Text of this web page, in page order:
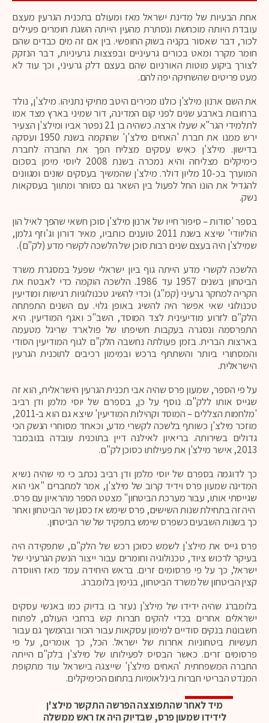
אחת הבעיות של מדינת ישראל מאז ומעולם בתכנית הגרעין מעצם
עובדת היותה מוכחשת ונסתרת מהעין הייתה השגת חומרים פעילים
לכור, דבר שאסור בקניה בשוק החופשי. בין אם זה מים כבדים שהם
חומר מקרר ומאט בכורים גרעיניים ובפצצות גרעיניות, דבר הנזקק
לצורך ביקוע מוטות האורניום שהם בעצם דלק גרעיני, וכך עוד לא
מעט פריטים שהשתיקה יפה להם.
את השם ארנון מילצ'ן כולנו מכירים היטב מתיקי נתניהו. מילצ'ן, נולד
ברחובות בארבע שנים לפני קום המדינה, דור שמיני בארץ מצד אמו
לתלמידי הגר"א שעלו ארצה. כשהיה בן 21 נפטר אביו ומילצ'ן הצעיר
ירש ממנו את חברת 'האחים מילצ'ן' שהוקמה בשנת 1950 ועסקה
בדישון. מילצ'ן כאיש עסקים מצליח הפך את החברה לחברת
כימיקלים מצליחה והיא נמכרה בשנת 2008 ליוסי מימן בסכום
המוערך בכ-10 מליון דולר. מילצ'ן שהמשיך בעסקים שונים ומגוונים
להגדיל את הונו החל לפעול בין השאר גם כסוחר ומתווך בעסקאות
נשק.
בספר 'סודות – סיפור חייו של ארנון מילצ'ן סוכן חשאי שהפך לאיל הון
הוליוודי' שיצא בשנת 2011 טוענים כותביו, מאיר דורון וג'וזף גלמן,
שמילצ'ן היה בעצם שנים רבות סוכן של הלשכה לקשרי מדע (לק"ם).
הלשכה לקשרי מדע הייתה גוף ביון ישראלי שפעל במסגרת משרד
הביטחון בשנים 1957 עד 1986. הלשכה הוקמה כדי לאבטח את
הקריה למחקר גרעיני (קמ"ג) וכדי להשיג טכנולוגיות רגישות ומודיעין
טכנולוגי שאי אפשר היה להשיג באופן גלוי. עם השנים התפתחה
הלק"ם לזרוע מודיעינית לצד המוסד, השב"כ ואגף המודיעין. היא
התפרסמה ונסגרה בעקבות חשיפתו של פולארד שריגל מטעמה
בארצות הברית. בזמן פעולתה נחשבה הלק"ם לגוף המודיעין הסודי
והמסתורי ביותר והשתתף ברכש ובמימון רכיבים לתוכנית הגרעין
הישראלית.
על פי הספר, שמעון פרס שהיה אבי תכנית הגרעין הישראלית, הוא זה
שגייס אותו ללק"ם. נוסף על כן, בספרם של יוסי מלמן ודן רביב
'מלחמות הצללים – המוסד וקהילות המודיעין' שיצא גם הוא ב-2011,
מוזכר מילצ'ן כשותף בלשכה לקשרי מדע, וכאחד מסוחרי הנשק הכי
גדולים בשירותה. בריאיון לאילנה דיין בתוכנית עובדה בנובמבר
2013, אישר מילצ'ן את פעילותו כסוכן לק"ם.
כך לדוגמה בספרם של יוסי מלמן ודן רביב נכתב כי מי שהיה נשיא
המדינה שמעון פרס וידיד קרוב של מילצ'ן, אמר למחברים "אני הוא
שגייסתי אותו, עבור מערכת הביטחון" מצטט הספר מהראיון עם פרס.
היה זה בתחילת שנות השישים, פרס שימש אז כסגן שר הביטחון ואחר
כך בשנות השבעים כשפרס שימש בתפקיד של שר הביטחון.
פרס גייס את מילצ'ן לשמש כסוכן רכש של הלק"ם, שתפקידה היה
בעיקר לרכוש ציוד, טכנולוגיה וחומרים עבור ייצור הנשק הגרעיני של
ישראל, כך על פי פרסומים זרים. בראש היחידה עמד מאז היווסדה
קצין הביטחון של משרד הביטחון, בנימין בלומברג.
בלומברג שהיה ידידו של מילצ'ן נעזר בו בדיוק כמו באנשי עסקים
ישראלים אחרים בכדי להקים חברות קש ברחבי העולם, לפתוח
חשבונות בנקים סודיים למימון עסקאות עבור הכור ובהמשך גם עבור
תעשיות ביטחוניות אחרות של ישראל. הכל, כך אומרים, על פי
פרסומים זרים. כאשר הבסיס לפעילותו של מילצ'ן בלק"ם הייתה
החברה המשפחתית 'האחים מילצ'ן' שייצגה בישראל עוד מתקופת
המנדט הבריטי חברות בינלאומיות בתחום הכימיקלים.
מיד לאחר שהתפוצצה הפרשה התקשר מילצ'ן
לידידו שמעון פרס, שבדיוק היה אז ראש ממשלה